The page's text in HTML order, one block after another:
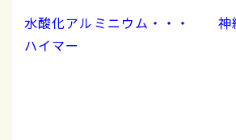
水酸化アルミニウム・・・ 神
ハイマー